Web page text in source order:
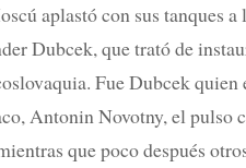
aplastó con sus tanques a
Dubcek, que trató de
Fue Dubcek quien
Antonin Novotny, el pulso
que poco después